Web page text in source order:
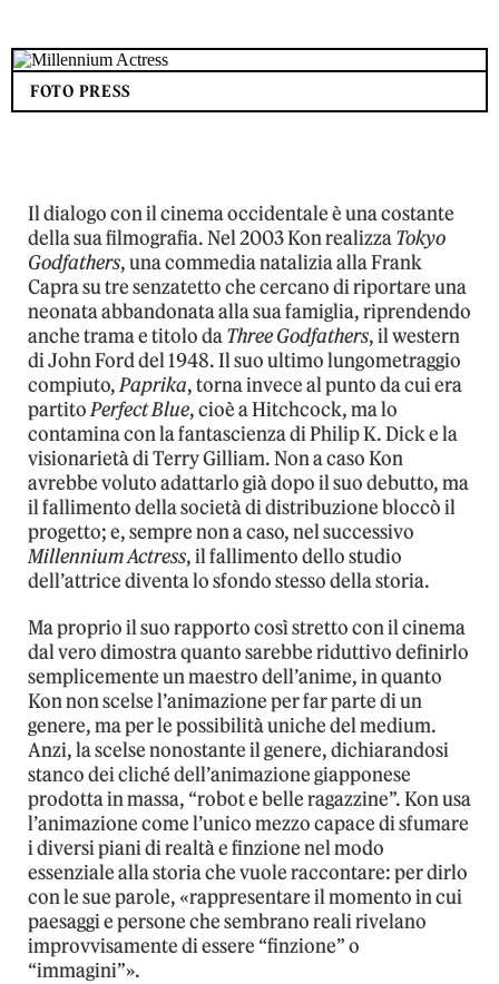
FOTO PRESS
Il dialogo con il cinema occidentale è una costante
della sua filmografia. Nel 2003 Kon realizzaTokyo
Godfathers, una commedia natalizia alla Frank
Capra su tre senzatetto che cercano di riportare una
neonata abbandonata alla sua famiglia, riprendendo
anche trama e titolo daThree Godfathers, il western
di John Ford del 1948. Il suo ultimo lungometraggio
compiuto,Paprika, torna invece al punto da cui era
partitoPerfect Blue, cioè a Hitchcock, ma lo
contamina con la fantascienza di Philip K. Dick e la
visionarietà di Terry Gilliam. Non a caso Kon
avrebbe voluto adattarlo già dopo il suo debutto, ma
il fallimento della società di distribuzione bloccò il
progetto; e, sempre non a caso, nel successivo
Millennium Actress, il fallimento dello studio
dell’attrice diventa lo sfondo stesso della storia.
Ma proprio il suo rapporto così stretto con il cinema
dal vero dimostra quanto sarebbe riduttivo definirlo
semplicemente un maestro dell’anime, in quanto
Kon non scelse l’animazione per far parte di un
genere, ma per le possibilità uniche del medium.
Anzi, la scelse nonostante il genere, dichiarandosi
stanco dei cliché dell’animazione giapponese
prodotta in massa, “robot e belle ragazzine”. Kon usa
l’animazione come l’unico mezzo capace di sfumare
i diversi piani di realtà e finzione nel modo
essenziale alla storia che vuole raccontare: per dirlo
con le sue parole, «rappresentare il momento in cui
paesaggi e persone che sembrano reali rivelano
improvvisamente di essere “finzione” o
“immagini”».